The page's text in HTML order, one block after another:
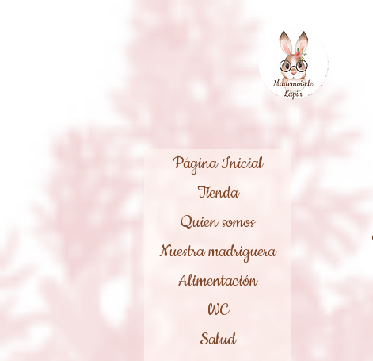
Página Inicial
Tienda
Quien somos
Nuestra madriguera
Alimentación
WC
Salud